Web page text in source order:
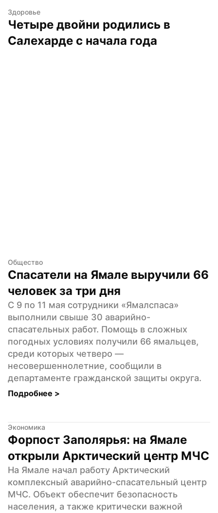
Здоровье
Четыре двойни родились в
Салехарде с начала года
Общество
Спасатели на Ямале выручили 66
человек за три дня
С 9 по 11 мая сотрудники «Ямалспаса»
выполнили свыше 30 аварийно-
спасательных работ. Помощь в сложных
погодных условиях получили 66 ямальцев,
среди которых четверо —
несовершеннолетние, сообщили в
департаменте гражданской защиты округа.
Подробнее >
Экономика
Форпост Заполярья: на Ямале
открыли Арктический центр МЧС
На Ямале начал работу Арктический
комплексный аварийно-спасательный центр
МЧС. Объект обеспечит безопасность
населения, а также критически важной